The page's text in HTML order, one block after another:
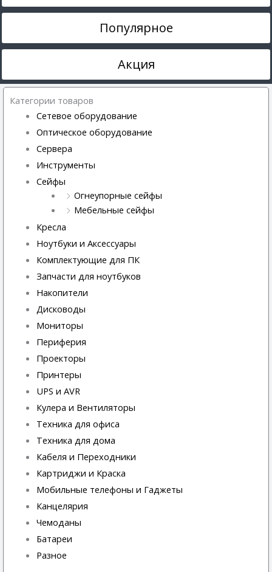
Популярное
Акция
Категории товаров
Сетевое оборудование
Оптическое оборудование
Сервера
Инструменты
Сейфы
Огнеупорные сейфы
Мебельные сейфы
Кресла
Ноутбуки и Аксессуары
Комплектующие для ПК
Запчасти для ноутбуков
Накопители
Дисководы
Мониторы
Периферия
Проекторы
Принтеры
UPS и AVR
Кулера и Вентиляторы
Техника для офиса
Техника для дома
Кабеля и Переходники
Картриджи и Краска
Мобильные телефоны и Гаджеты
Канцелярия
Чемоданы
Батареи
Разное